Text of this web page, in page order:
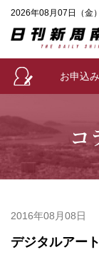
2026年08月07日（金）
お申込み
コ
2016年08月08日
デジタルアー